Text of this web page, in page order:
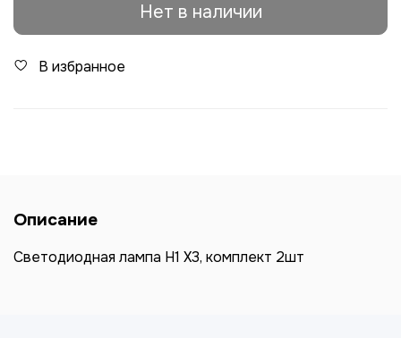
Нет в наличии
В избранное
Описание
Светодиодная лампа H1 X3, комплект 2шт